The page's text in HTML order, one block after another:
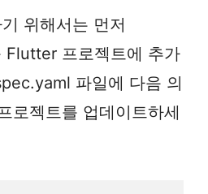
위해서는 먼저
프로젝트에 추가
파일에 다음 의
로젝트를 업데이트하세